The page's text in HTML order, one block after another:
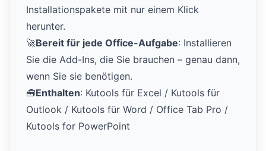
Installationspakete mit nur einem Klick
herunter.
🚀Bereit für jede Office-Aufgabe: Installieren
Sie die Add-Ins, die Sie brauchen – genau dann,
wenn Sie sie benötigen.
🧰Enthalten: Kutools für Excel / Kutools für
Outlook / Kutools für Word / Office Tab Pro /
Kutools for PowerPoint